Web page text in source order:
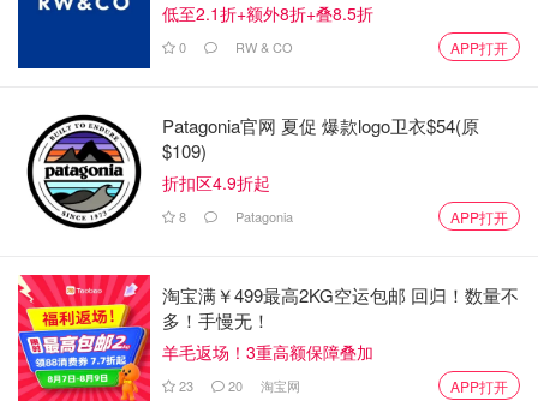
dxkcd 和 rxkcd。类似于R中其他的p, q, d, 和 r 方程，比如
（qnorm，pnorm，dnorm，rnorm）
我们需要实现的分布是在
xkcd comic 2118 中介绍的。
低至2.1折+额外8折+叠8.5折
0 RW & CO APP打开
Patagonia官网 夏促 爆款logo卫衣$54(原
$109)
折扣区4.9折起
8 Patagonia APP打开
淘宝满￥499最高2KG空运包邮 回归！数量不
多！手慢无！
羊毛返场！3重高额保障叠加
23 20 淘宝网 APP打开